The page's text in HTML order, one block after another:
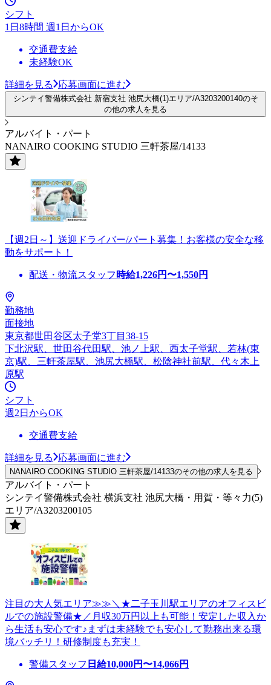
シフト
1日8時間 週1日からOK
交通費支給
未経験OK
詳細を見る 応募画面に進む
シンテイ警備株式会社 新宿支社 池尻大橋(1)エリア/A3203200140のそ
の他の求人を見る
アルバイト・パート
NANAIRO COOKING STUDIO 三軒茶屋/14133
【週2日～】送迎ドライバー/パート募集！お客様の安全な移
動をサポート！
配送・物流スタッフ 時給1,226円〜1,550円
勤務地
面接地
東京都世田谷区太子堂3丁目38-15
下北沢駅、世田谷代田駅、池ノ上駅、西太子堂駅、若林(東
京)駅、三軒茶屋駅、池尻大橋駅、松陰神社前駅、代々木上
原駅
シフト
週2日からOK
交通費支給
詳細を見る 応募画面に進む
NANAIRO COOKING STUDIO 三軒茶屋/14133のその他の求人を見る
アルバイト・パート
シンテイ警備株式会社 横浜支社 池尻大橋・用賀・等々力(5)
エリア/A3203200105
注目の大人気エリア≫≫＼★二子玉川駅エリアのオフィスビ
ルでの施設警備★／月収30万円以上も可能！安定した収入か
ら生活も安心です♪まずは未経験でも安心して勤務出来る環
境バッチリ！研修制度も充実！
警備スタッフ 日給10,000円〜14,066円